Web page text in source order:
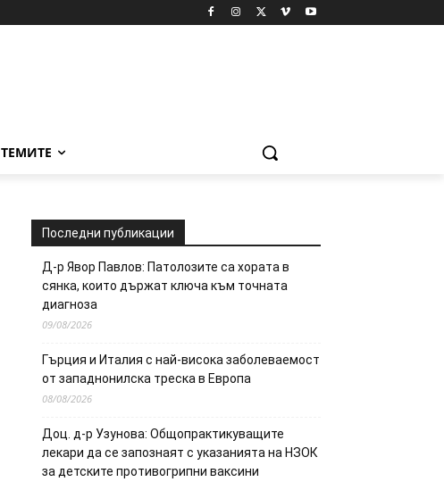
ТЕМИТЕ
Последни публикации
Д-р Явор Павлов: Патолозите са хората в
сянка, които държат ключа към точната
диагноза
09/08/2026
Гърция и Италия с най-висока заболеваемост
от западнонилска треска в Европа
08/08/2026
Доц. д-р Узунова: Общопрактикуващите
лекари да се запознаят с указанията на НЗОК
за детските противогрипни ваксини